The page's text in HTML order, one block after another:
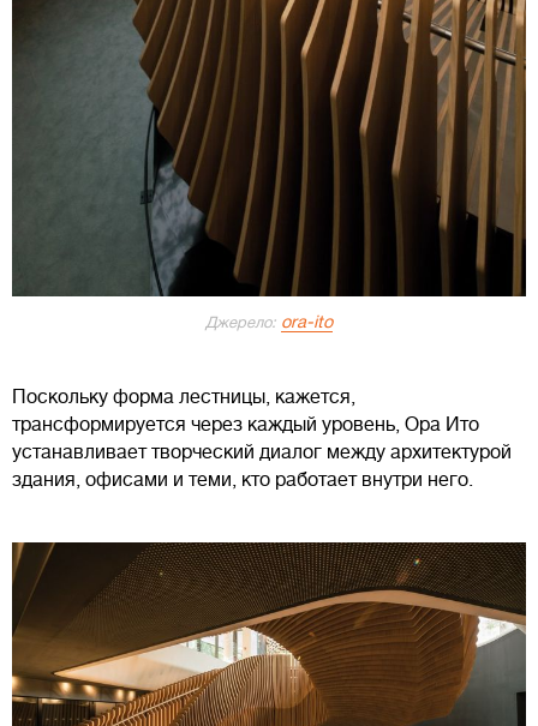
Джерело: ora-ito
Поскольку форма лестницы, кажется,
трансформируется через каждый уровень, Ора Ито
устанавливает творческий диалог между архитектурой
здания, офисами и теми, кто работает внутри него.